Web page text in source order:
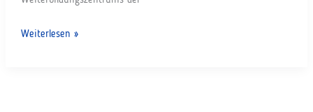
Ausstellungseröffnung
Weiterlesen »